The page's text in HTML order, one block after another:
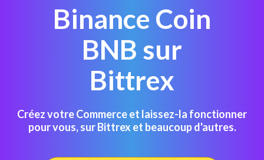
Binance Coin
BNB sur
Bittrex
Créez votre Commerce et laissez-la fonctionner
pour vous, sur Bittrex et beaucoup d'autres.